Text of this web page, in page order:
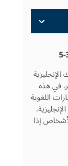
في هذه
اللغوية
إذا